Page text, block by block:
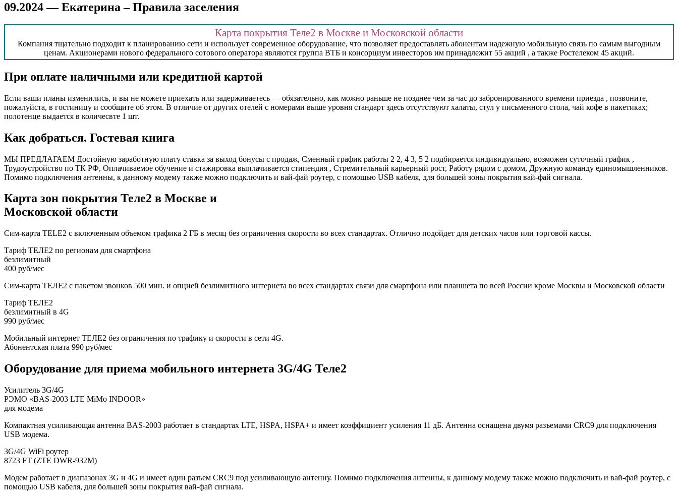
09.2024 — Екатерина – Правила заселения
Карта покрытия Теле2 в Москве и Московской области
Компания тщательно подходит к планированию сети и использует современное оборудование, что позволяет предоставлять абонентам надежную мобильную связь по самым выгодным
ценам. Акционерами нового федерального сотового оператора являются группа ВТБ и консорциум инвесторов им принадлежит 55 акций , а также Ростелеком 45 акций.
При оплате наличными или кредитной картой
Если ваши планы изменились, и вы не можете приехать или задерживаетесь — обязательно, как можно раньше не позднее чем за час до забронированного времени приезда , позвоните,
пожалуйста, в гостиницу и сообщите об этом. В отличие от других отелей с номерами выше уровня стандарт здесь отсутствуют халаты, стул у письменного стола, чай кофе в пакетиках;
полотенце выдается в количесвте 1 шт.
Как добраться. Гостевая книга
МЫ ПРЕДЛАГАЕМ Достойную заработную плату ставка за выход бонусы с продаж, Сменный график работы 2 2, 4 3, 5 2 подбирается индивидуально, возможен суточный график ,
Трудоустройство по ТК РФ, Оплачиваемое обучение и стажировка выплачивается стипендия , Стремительный карьерный рост, Работу рядом с домом, Дружную команду единомышленников.
Помимо подключения антенны, к данному модему также можно подключить и вай-фай роутер, с помощью USB кабеля, для большей зоны покрытия вай-фай сигнала.
Карта зон покрытия Теле2 в Москве и
Московской области
Сим-карта ТELE2 с включенным объемом трафика 2 ГБ в месяц без ограничения скорости во всех стандартах. Отлично подойдет для детских часов или торговой кассы.
Тариф ТЕЛЕ2 по регионам для смартфона
безлимитный
400 руб/мес
Сим-карта ТЕЛЕ2 с пакетом звонков 500 мин. и опцией безлимитного интернета во всех стандартах связи для смартфона или планшета по всей России кроме Москвы и Московской области
Тариф ТЕЛЕ2
безлимитный в 4G
990 руб/мес
Мобильный интернет ТЕЛЕ2 без ограничения по трафику и скорости в сети 4G.
Абонентская плата 990 руб/мес
Оборудование для приема мобильного интернета 3G/4G Теле2
Усилитель 3G/4G
РЭМО «BAS-2003 LTE MiMo INDOOR»
для модема
Компактная усиливающая антенна BAS-2003 работает в стандартах LTE, HSPA, HSPA+ и имеет коэффициент усиления 11 дБ. Антенна оснащена двумя разъемами CRC9 для подключения
USB модема.
3G/4G WiFi роутер
8723 FT (ZTE DWR-932M)
Модем работает в диапазонах 3G и 4G и имеет один разъем CRC9 под усиливающую антенну. Помимо подключения антенны, к данному модему также можно подключить и вай-фай роутер, с
помощью USB кабеля, для большей зоны покрытия вай-фай сигнала.